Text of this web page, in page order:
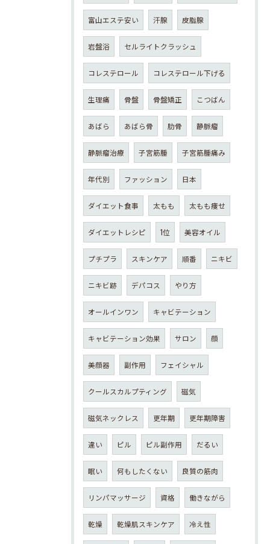
富山エステ安い 汗腺 皮脂腺
岩盤浴 セルライトクラッシュ
コレステロール コレステロール下げる
生理痛 骨盤 骨盤矯正 こつばん
あばら あばら骨 肋骨 静脈瘤
静脈瘤治療 子宮筋腫 子宮筋腫痛み
年代別 ファッション 日本
ダイエット食事 太もも 太もも痩せ
ダイエットレシピ 1位 美容オイル
プチプラ スキンケア 順番 ニキビ
ニキビ跡 デパコス やり方
オールインワン キャビテーション
キャビテーション効果 サロン 顔
美顔器 副作用 フェイシャル
クールスカルプティング 磁気
磁気ネックレス 更年期 更年期障害
違い ピル ピル副作用 だるい
眠い 何もしたくない 良質の筋肉
リンパマッサージ 資格 働きながら
乾燥 乾燥肌スキンケア 冷え性